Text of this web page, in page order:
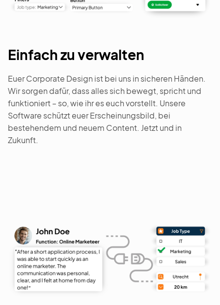
Einfach zu verwalten
Euer Corporate Design ist bei uns in sicheren Händen.
Wir sorgen dafür, dass alles sich bewegt, spricht und
funktioniert – so, wie ihr es euch vorstellt. Unsere
Software schützt euer Erscheinungsbild, bei
bestehendem und neuem Content. Jetzt und in
Zukunft.